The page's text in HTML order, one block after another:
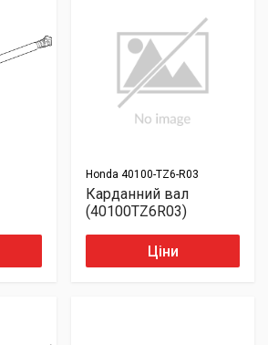
Honda 40100-TZ6-R03
Карданний вал
(40100TZ6R03)
Ціни